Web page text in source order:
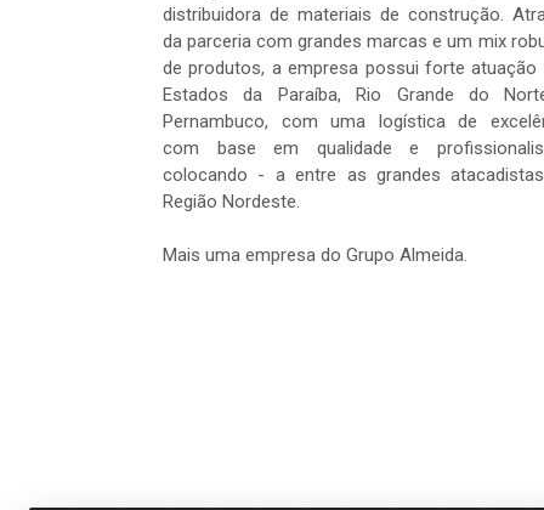
distribuidora de materiais de construção.
da parceria com grandes marcas e um mix
de produtos, a empresa possui forte atuação
Estados da Paraíba, Rio Grande do
Pernambuco, com uma logística de
com base em qualidade e
colocando - a entre as grandes
Região Nordeste.
Mais uma empresa do Grupo Almeida.